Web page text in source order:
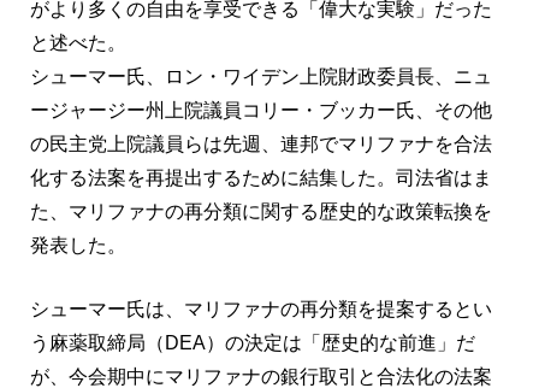
がより多くの自由を享受できる「偉大な実験」だった
と述べた。
シューマー氏、ロン・ワイデン上院財政委員長、ニュ
ージャージー州上院議員コリー・ブッカー氏、その他
の民主党上院議員らは先週、連邦でマリファナを合法
化する法案を再提出するために結集した。司法省はま
た、マリファナの再分類に関する歴史的な政策転換を
発表した。
シューマー氏は、マリファナの再分類を提案するとい
う麻薬取締局（DEA）の決定は「歴史的な前進」だ
が、今会期中にマリファナの銀行取引と合法化の法案